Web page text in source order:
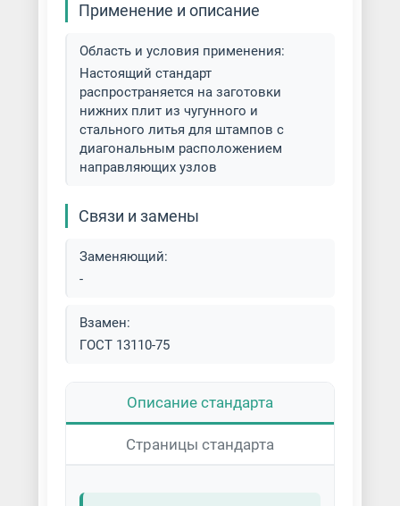
Применение и описание
Область и условия применения:
Настоящий стандарт
распространяется на заготовки
нижних плит из чугунного и
стального литья для штампов с
диагональным расположением
направляющих узлов
Связи и замены
Заменяющий:
-
Взамен:
ГОСТ 13110-75
Описание стандарта
Страницы стандарта